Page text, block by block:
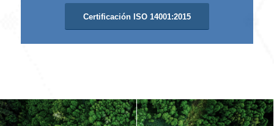
Certificación ISO 14001:2015